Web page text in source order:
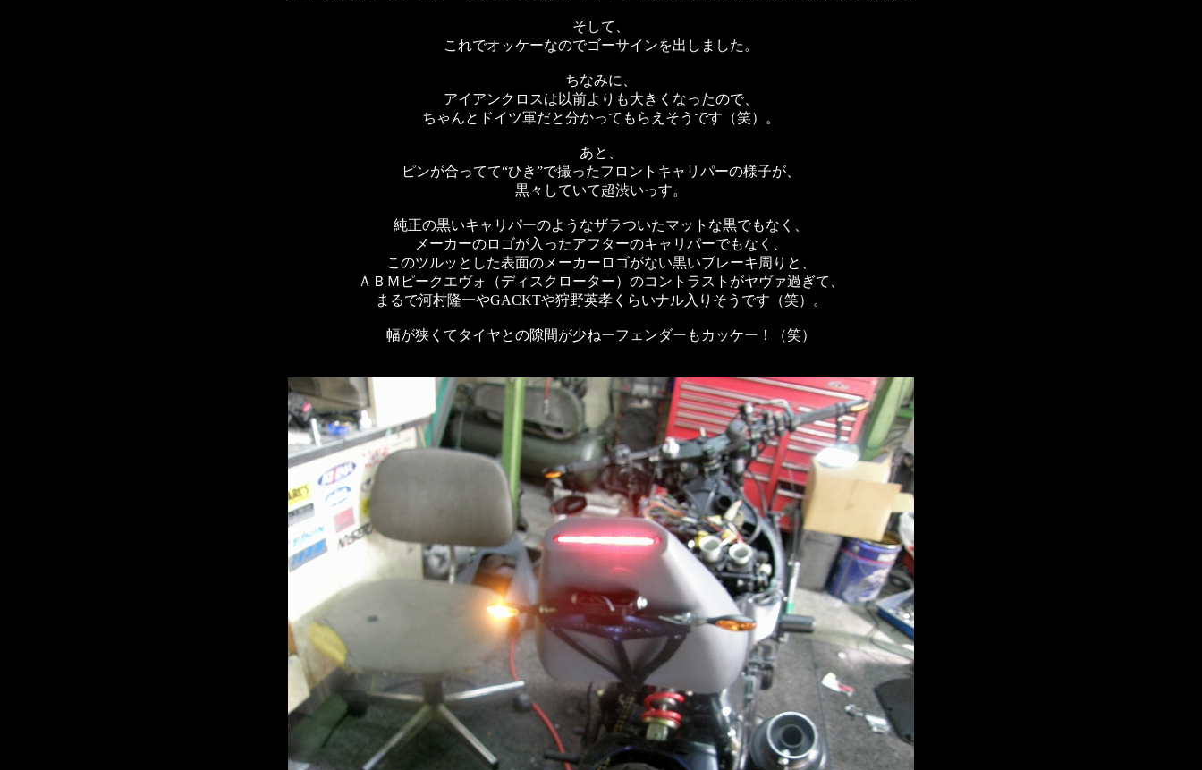
そして、
これでオッケーなのでゴーサインを出しました。
ちなみに、
アイアンクロスは以前よりも大きくなったので、
ちゃんとドイツ軍だと分かってもらえそうです（笑）。
あと、
ピンが合ってて“ひき”で撮ったフロントキャリパーの様子が、
黒々していて超渋いっす。
純正の黒いキャリパーのようなザラついたマットな黒でもなく、
メーカーのロゴが入ったアフターのキャリパーでもなく、
このツルッとした表面のメーカーロゴがない黒いブレーキ周りと、
ＡＢＭピークエヴォ（ディスクローター）のコントラストがヤヴァ過ぎて、
まるで河村隆一やGACKTや狩野英孝くらいナル入りそうです（笑）。
幅が狭くてタイヤとの隙間が少ねーフェンダーもカッケー！（笑）